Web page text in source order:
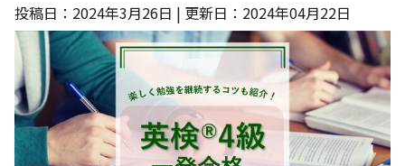
投稿日：2024年3月26日 | 更新日：2024年04月22日